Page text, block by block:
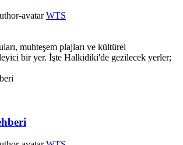
WTS
muhteşem plajları ve kültürel
bir yer. İşte Halkidiki'de gezilecek yerler;